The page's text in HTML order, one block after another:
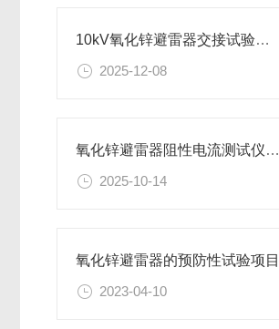
10kV氧化锌避雷器交接试验项目
2025-12-08
氧化锌避雷器阻性电流测试仪测量方法
2025-10-14
氧化锌避雷器的预防性试验项目
2023-04-10